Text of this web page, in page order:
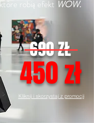
które robią efekt WOW.
Kliknij i skorzystaj z promocji
690 ZŁ
450 zł